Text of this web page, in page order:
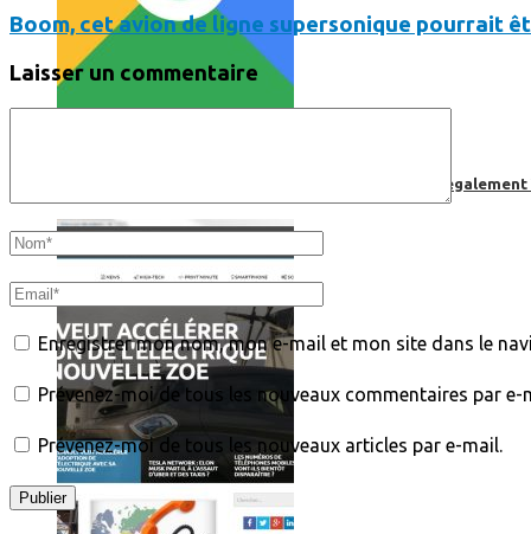
Comment utiliser « Photoshop » gratuitement et légalement
Boom, cet avion de ligne supersonique pourrait
Laisser un commentaire
Enregistrer mon nom, mon e-mail et mon site dans le
Prévenez-moi de tous les nouveaux commentaires par e-
Prévenez-moi de tous les nouveaux articles par e-mail.